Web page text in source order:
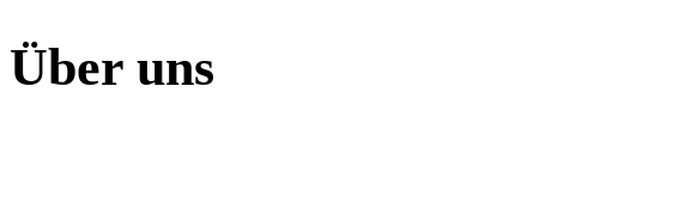
Über uns